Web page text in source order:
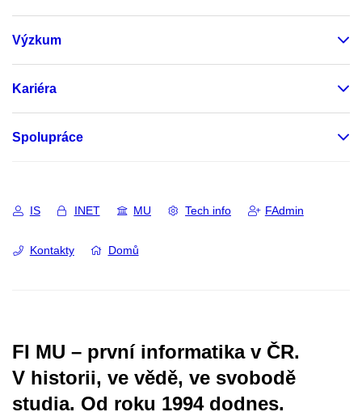
Výzkum
Kariéra
Spolupráce
IS INET MU Tech info FAdmin
Kontakty Domů
FI MU – první informatika v ČR.
V historii, ve vědě, ve svobodě
studia. Od roku 1994 dodnes.